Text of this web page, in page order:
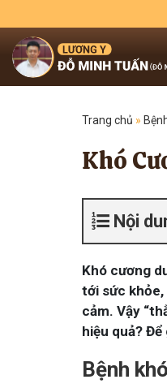
Trang chủ »
Khó
Nội
Khó cương
tới sức khỏe,
cảm. Vậy
hiệu quả?
Bệnh